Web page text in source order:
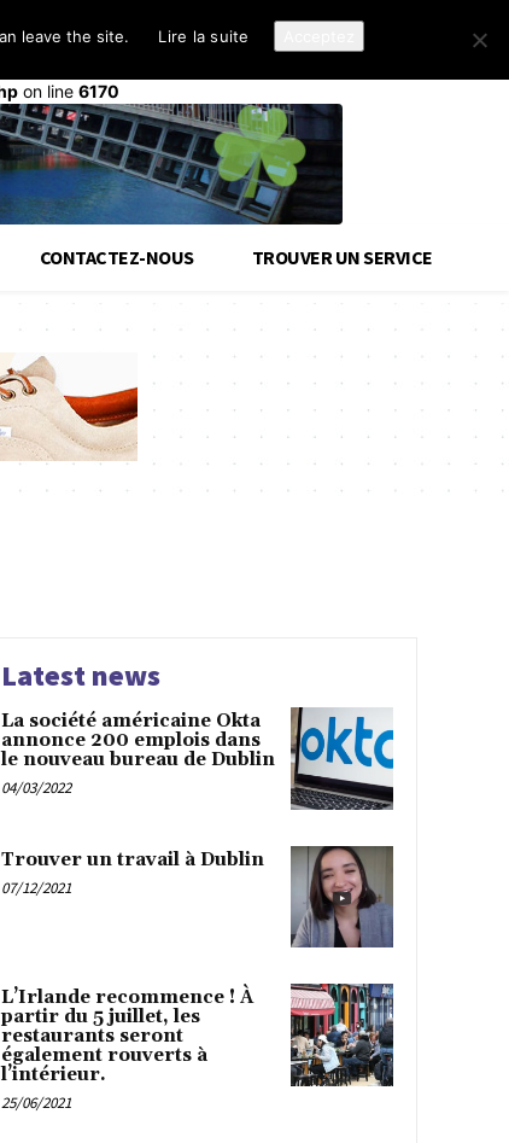
library a été déclenché trop tôt. Cela indique
on line 6170
CONTACTEZ-NOUS TROUVER UN SERVICE
Latest news
La société américaine Okta
annonce 200 emplois dans
le nouveau bureau de Dublin
04/03/2022
Trouver un travail à Dublin
07/12/2021
L’Irlande recommence ! À
partir du 5 juillet, les
restaurants seront
également rouverts à
l’intérieur.
25/06/2021
leave the site. Lire la suite